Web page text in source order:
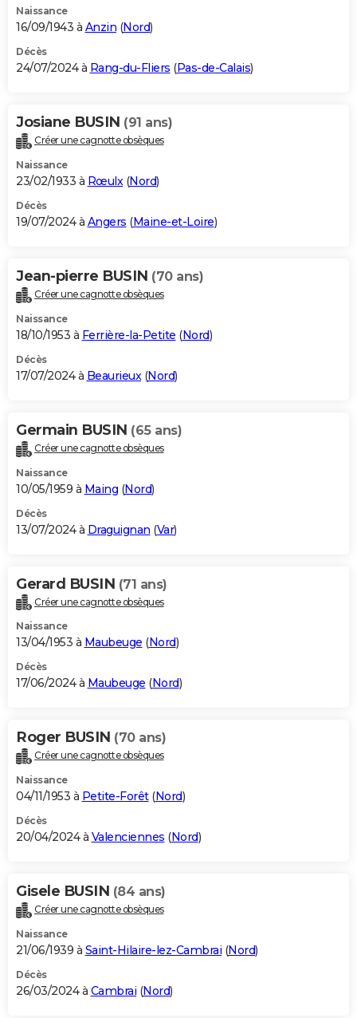
Naissance
16/09/1943 à Anzin (Nord)
Décès
24/07/2024 à Rang-du-Fliers (Pas-de-Calais)
Josiane BUSIN (91 ans)
Créer une cagnotte obsèques
Naissance
23/02/1933 à Rœulx(Nord)
Décès
19/07/2024 à Angers (Maine-et-Loire)
Jean-pierre BUSIN (70 ans)
Créer une cagnotte obsèques
Naissance
18/10/1953 à Ferrière-la-Petite (Nord)
Décès
17/07/2024 à Beaurieux(Nord)
Germain BUSIN (65 ans)
Créer une cagnotte obsèques
Naissance
10/05/1959 à Maing (Nord)
Décès
13/07/2024 à Draguignan (Var)
Gerard BUSIN (71 ans)
Créer une cagnotte obsèques
Naissance
13/04/1953 à Maubeuge (Nord)
Décès
17/06/2024 à Maubeuge (Nord)
Roger BUSIN (70 ans)
Créer une cagnotte obsèques
Naissance
04/11/1953 à Petite-Forêt(Nord)
Décès
20/04/2024 à Valenciennes (Nord)
Gisele BUSIN (84 ans)
Créer une cagnotte obsèques
Naissance
21/06/1939 à Saint-Hilaire-lez-Cambrai (Nord)
Décès
26/03/2024 à Cambrai (Nord)